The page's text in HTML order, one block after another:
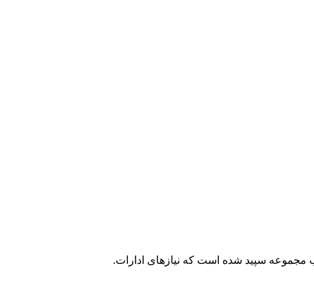
نصیب مجموعه سپید شده است که نیازهای ادارات.